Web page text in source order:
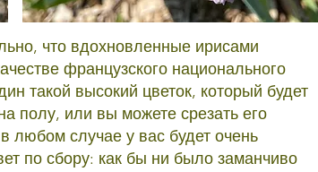
что вдохновленные ирисами
французского национального
такой высокий цветок, который будет
полу, или вы можете срезать его
любом случае у вас будет очень
по сбору: как бы ни было заманчиво